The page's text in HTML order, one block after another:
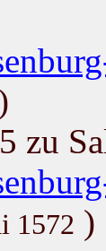
zu
1572 )